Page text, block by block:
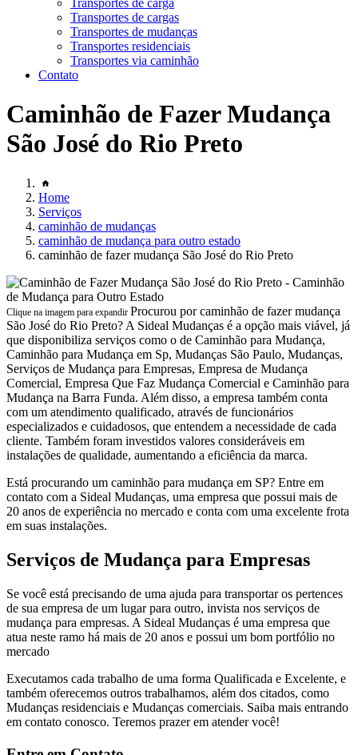
Transportes de carga
Transportes de cargas
Transportes de mudanças
Transportes residenciais
Transportes via caminhão
Contato
Caminhão de Fazer Mudança
São José do Rio Preto
Home
Serviços
caminhão de mudanças
caminhão de mudança para outro estado
caminhão de fazer mudança São José do Rio Preto
Clique na imagem para expandir Procurou por caminhão de fazer mudança
São José do Rio Preto? A Sideal Mudanças é a opção mais viável, já
que disponibiliza serviços como o de Caminhão para Mudança,
Caminhão para Mudança em Sp, Mudanças São Paulo, Mudanças,
Serviços de Mudança para Empresas, Empresa de Mudança
Comercial, Empresa Que Faz Mudança Comercial e Caminhão para
Mudança na Barra Funda. Além disso, a empresa também conta
com um atendimento qualificado, através de funcionários
especializados e cuidadosos, que entendem a necessidade de cada
cliente. Também foram investidos valores consideráveis em
instalações de qualidade, aumentando a eficiência da marca.
Está procurando um caminhão para mudança em SP? Entre em
contato com a Sideal Mudanças, uma empresa que possui mais de
20 anos de experiência no mercado e conta com uma excelente frota
em suas instalações.
Serviços de Mudança para Empresas
Se você está precisando de uma ajuda para transportar os pertences
de sua empresa de um lugar para outro, invista nos serviços de
mudança para empresas. A Sideal Mudanças é uma empresa que
atua neste ramo há mais de 20 anos e possui um bom portfólio no
mercado
Executamos cada trabalho de uma forma Qualificada e Excelente, e
também oferecemos outros trabalhamos, além dos citados, como
Mudanças residenciais e Mudanças comerciais. Saiba mais entrando
em contato conosco. Teremos prazer em atender você!